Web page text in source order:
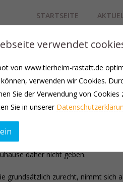
STARTSEITE
kastriert |
Bei Ankunft hatte sie
tränt stets. Sämtliche
und keine Schmerzen. Als
am Kopf kraulen. Sie zeigt,
daher nicht geben.
grundsätzlich zurecht, nimmt sich
verwendet
von www.tierheim-rastatt.de
verwenden wir Cookies.
Sie der Verwendung von
Sie in unserer